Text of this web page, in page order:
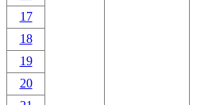
17
18
19
20